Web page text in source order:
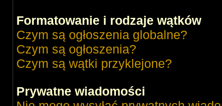
Formatowanie i rodzaje wątków
Czym są ogłoszenia globalne?
Czym są ogłoszenia?
Czym są wątki przyklejone?
Prywatne wiadomości